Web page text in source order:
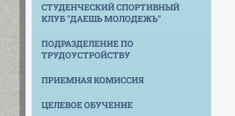
СТУДЕНЧЕСКИЙ СПОРТИВНЫЙ
КЛУБ "ДАЕШЬ МОЛОДЕЖЬ"
ПОДРАЗДЕЛЕНИЕ ПО
ТРУДОУСТРОЙСТВУ
ПРИЕМНАЯ КОМИССИЯ
ЦЕЛЕВОЕ ОБУЧЕНИЕ